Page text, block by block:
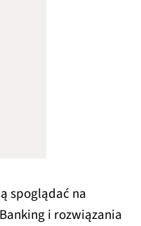
spoglądać na
i rozwiązania